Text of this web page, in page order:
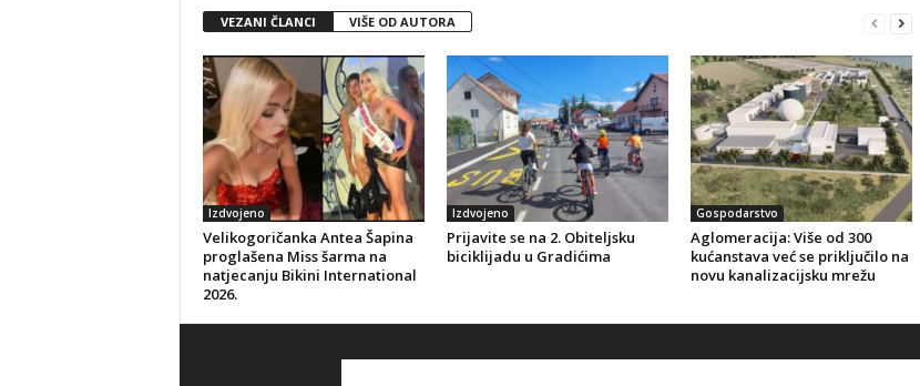
VEZANI ČLANCI VIŠE OD AUTORA
Izdvojeno
Velikogoričanka Antea Šapina
proglašena Miss šarma na
natjecanju Bikini International
2026.
Izdvojeno
Prijavite se na 2. Obiteljsku
biciklijadu u Gradićima
Gospodarstvo
Aglomeracija: Više od 300
kućanstava već se priključilo na
novu kanalizacijsku mrežu